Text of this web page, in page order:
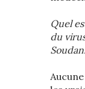
Quel
du
Soudan.